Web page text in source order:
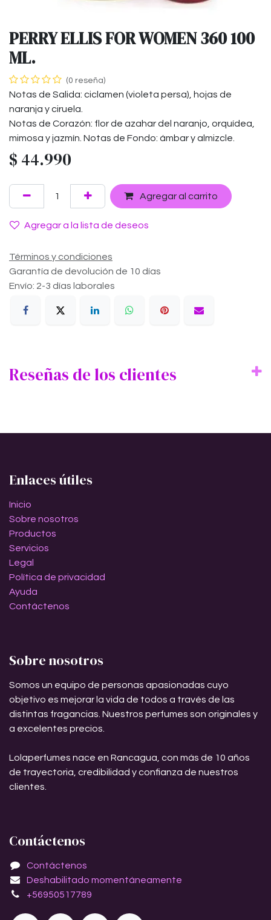
PERRY ELLIS FOR WOMEN 360 100
ML.
(0 reseña)
Notas de Salida: ciclamen (violeta persa), hojas de
naranja y ciruela.
Notas de Corazón: flor de azahar del naranjo, orquídea,
mimosa y jazmín. Notas de Fondo: ámbar y almizcle.
$ 44.990
Agregar al carrito
Agregar a la lista de deseos
Términos y condiciones
Garantía de devolución de 10 días
Envío: 2-3 días laborales
Reseñas de los clientes
Enlaces útiles
Inicio
Sobre nosotros
Productos
Servicios
Legal
Política de privacidad
Ayuda
Contáctenos
Sobre nosotros
Somos un equipo de personas apasionadas cuyo
objetivo es mejorar la vida de todos a través de las
distintas fragancias. Nuestros perfumes son originales y
a excelentes precios.
Lolaperfumes nace en Rancagua, con más de 10 años
de trayectoria, credibilidad y confianza de nuestros
clientes.
Contáctenos
Contáctenos
Deshabilitado momentáneamente
+56950517789